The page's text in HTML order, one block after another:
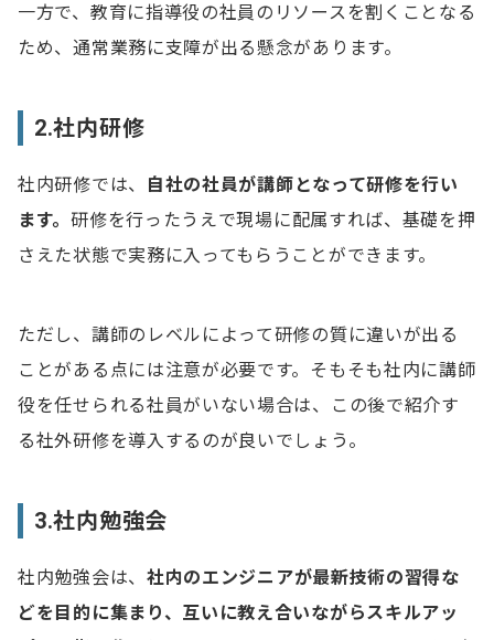
一方で、教育に指導役の社員のリソースを割くことなる
ため、通常業務に支障が出る懸念があります。
2.社内研修
社内研修では、
自社の社員が講師となって研修を行い
ます。研修を行ったうえで現場に配属すれば、基礎を押
さえた状態で実務に入ってもらうことができます。
ただし、講師のレベルによって研修の質に違いが出る
ことがある点には注意が必要です。そもそも社内に講師
役を任せられる社員がいない場合は、この後で紹介す
る社外研修を導入するのが良いでしょう。
3.社内勉強会
社内勉強会は、 社内のエンジニアが最新技術の習得な
どを目的に集まり、互いに教え合いながらスキルアッ